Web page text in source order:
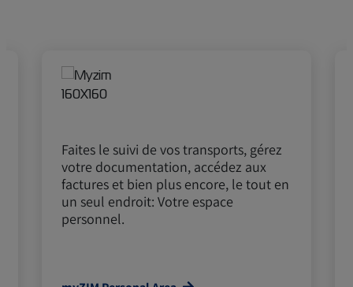
Faites le suivi de vos transports, gérez
votre documentation, accédez aux
factures et bien plus encore, le tout en
un seul endroit: Votre espace
personnel.